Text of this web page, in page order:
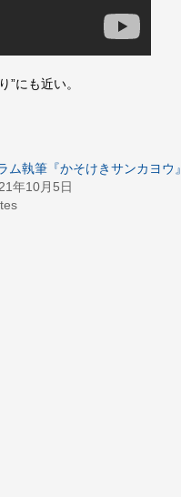
”にも近い。
ム執筆『かそけきサンカヨウ』
年10月5日